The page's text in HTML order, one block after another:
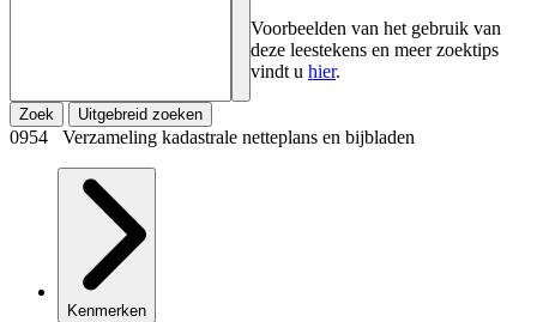
Voorbeelden van het gebruik van
deze leestekens en meer zoektips
vindt u hier.
Zoek Uitgebreid zoeken
0954 Verzameling kadastrale netteplans en bijbladen
Kenmerken